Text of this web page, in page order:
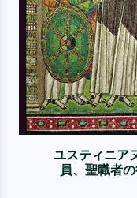
ユスティニア
員、聖職者